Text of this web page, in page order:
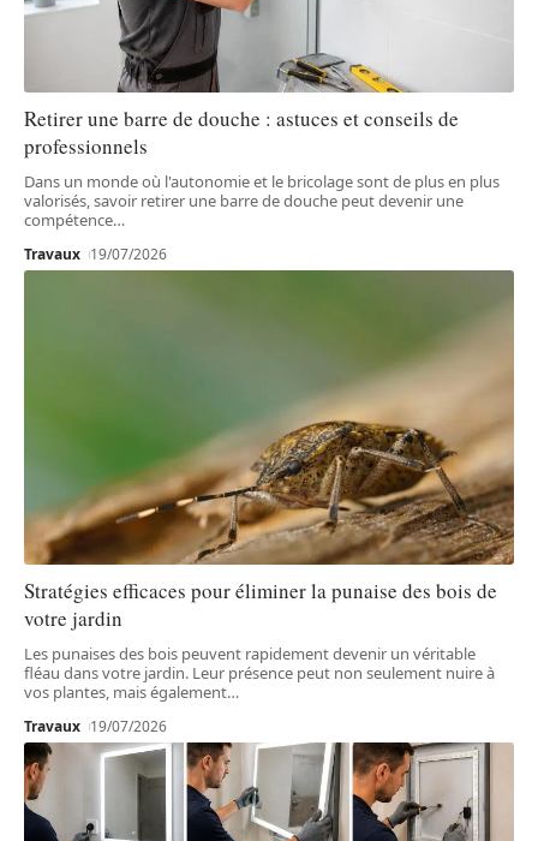
Retirer une barre de douche : astuces et conseils de
professionnels
Dans un monde où l'autonomie et le bricolage sont de plus en plus
valorisés, savoir retirer une barre de douche peut devenir une
compétence…
Travaux 19/07/2026
Stratégies efficaces pour éliminer la punaise des bois de
votre jardin
Les punaises des bois peuvent rapidement devenir un véritable
fléau dans votre jardin. Leur présence peut non seulement nuire à
vos plantes, mais également…
Travaux 19/07/2026